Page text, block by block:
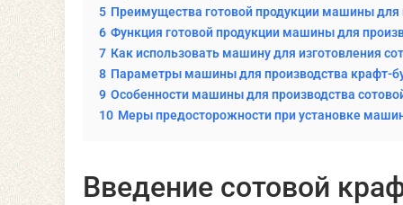
5 Преимущества готовой продукции машины для
6 Функция готовой продукции машины для
7 Как использовать машину для изготовления
8 Параметры машины для производства крафт-
9 Особенности машины для производства
10 Меры предосторожности при установке
Введение сотовой